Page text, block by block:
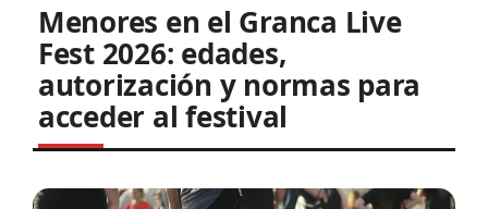
Menores en el Granca Live
Fest 2026: edades,
autorización y normas para
acceder al festival